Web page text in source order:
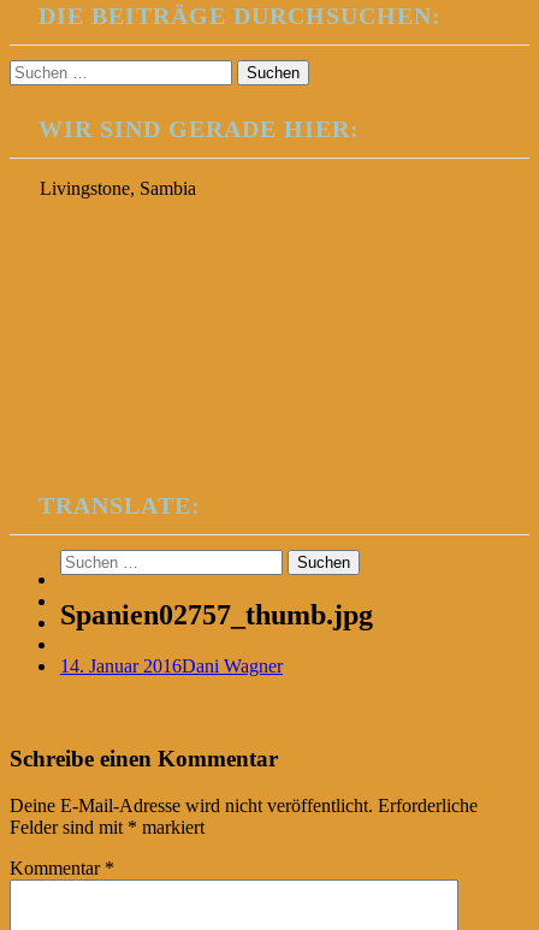
DIE BEITRÄGE DURCHSUCHEN:
Suchen
nach:
WIR SIND GERADE HIER:
Livingstone, Sambia
TRANSLATE:
Suchen
nach:
Spanien02757_thumb.jpg
14. Januar 2016Dani Wagner
Post
navigation
←
Schreibe einen Kommentar
Deine E-Mail-Adresse wird nicht veröffentlicht. Erforderliche
Felder sind mit * markiert
Kommentar *